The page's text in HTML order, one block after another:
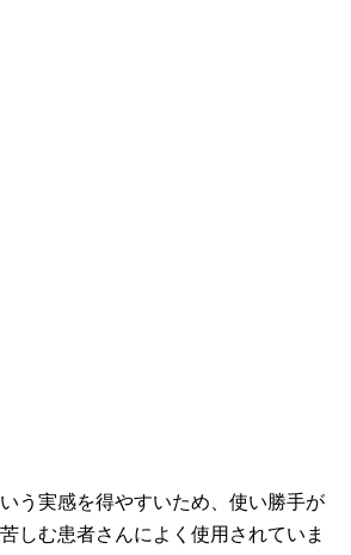
う実感を得やすいため、使い勝手が
しむ患者さんによく使用されていま